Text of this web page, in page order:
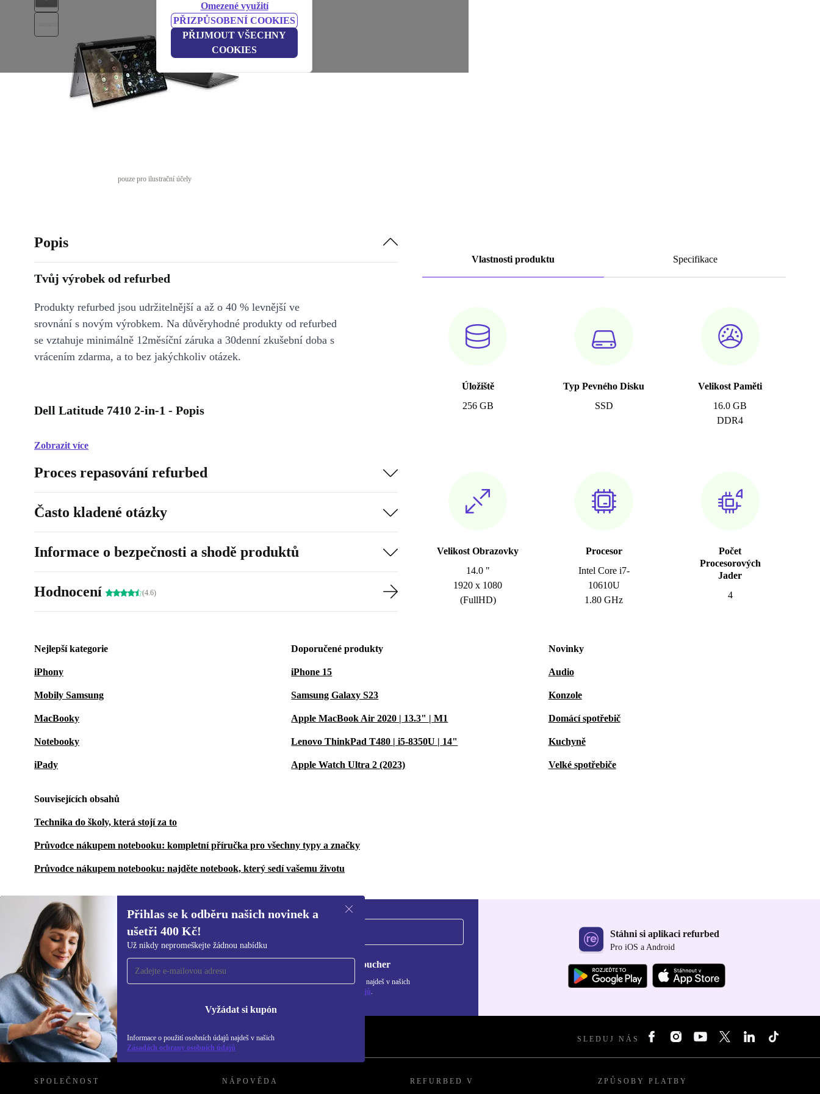
Omezené využití
PŘIZPŮSOBENÍ COOKIES
PŘIJMOUT VŠECHNY
COOKIES
pouze pro ilustrační účely
Vlastnosti produktu Specifikace
Úložiště
256 GB
Typ Pevného Disku
SSD
Velikost Paměti
16.0 GB
DDR4
Velikost Obrazovky
14.0 "
1920 x 1080
(FullHD)
Procesor
Intel Core i7-
10610U
1.80 GHz
Počet
Procesorových
Jader
4
Popis
Tvůj výrobek od refurbed
Produkty refurbed jsou udržitelnější a až o 40 % levnější ve
srovnání s novým výrobkem. Na důvěryhodné produkty od refurbed
se vztahuje minimálně 12měsíční záruka a 30denní zkušební doba s
vrácením zdarma, a to bez jakýchkoliv otázek.
Dell Latitude 7410 2-in-1 - Popis
Zobrazit více
Proces repasování refurbed
Často kladené otázky
Informace o bezpečnosti a shodě produktů
Hodnocení (4.6)
Nejlepší kategorie
iPhony
Mobily Samsung
MacBooky
Notebooky
iPady
Doporučené produkty
iPhone 15
Samsung Galaxy S23
Apple MacBook Air 2020 | 13.3" | M1
Lenovo ThinkPad T480 | i5-8350U | 14"
Apple Watch Ultra 2 (2023)
Novinky
Audio
Konzole
Domácí spotřebič
Kuchyně
Velké spotřebiče
Souvisejících obsahů
Technika do školy, která stojí za to
Průvodce nákupem notebooku: kompletní příručka pro všechny typy a značky
Průvodce nákupem notebooku: najděte notebook, který sedí vašemu životu
Přihlas se k odběru našich novinek a
ušetři 400 Kč!
Už nikdy nepromeškejte žádnou nabídku
Vyžádat si kupón
Informace o použití osobních údajů najdeš v našich
Zásadách ochrany osobních údajů
Přihlas se k odběru našich novinek a
ušetři 400 Kč!
Už nikdy nepromeškej žádnou nabídku.
Chci voucher
Informace o použití osobních údajů najdeš v našich
Zásadách ochrany osobních údajů.
Stáhni si aplikaci refurbed
Pro iOS a Android
REFURBED ČESKO - RETHINK NEW. SLEDUJ NÁS
SPOLEČNOST NÁPOVĚDA REFURBED V ZPŮSOBY PLATBY